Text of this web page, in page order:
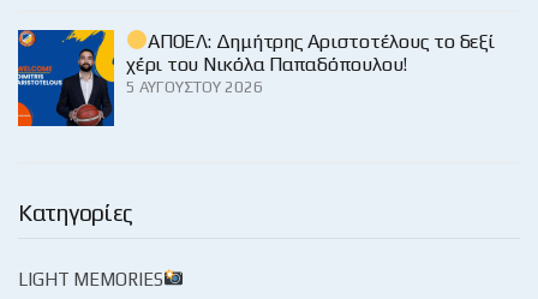
ΑΠΟΕΛ: Δημήτρης Αριστοτέλους το δεξί
χέρι του Νικόλα Παπαδόπουλου!
5 ΑΥΓΟΎΣΤΟΥ 2026
Κατηγορίες
LIGHT MEMORIES